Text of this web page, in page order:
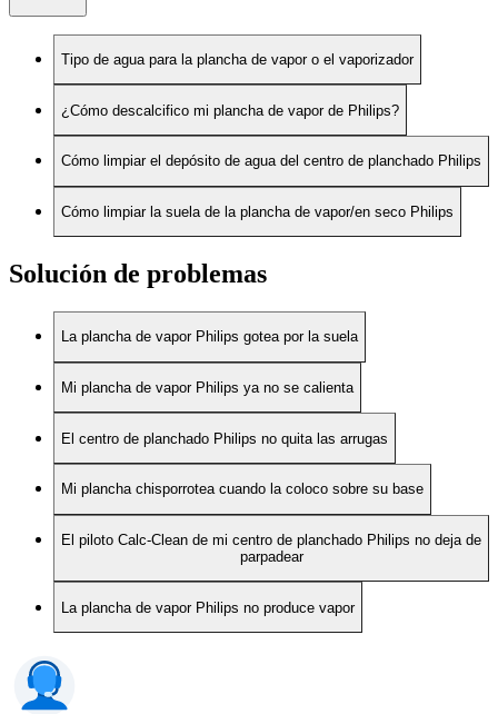
Tipo de agua para la plancha de vapor o el vaporizador
¿Cómo descalcifico mi plancha de vapor de Philips?
Cómo limpiar el depósito de agua del centro de planchado Philips
Cómo limpiar la suela de la plancha de vapor/en seco Philips
Solución de problemas
La plancha de vapor Philips gotea por la suela
Mi plancha de vapor Philips ya no se calienta
El centro de planchado Philips no quita las arrugas
Mi plancha chisporrotea cuando la coloco sobre su base
El piloto Calc-Clean de mi centro de planchado Philips no deja de
parpadear
La plancha de vapor Philips no produce vapor